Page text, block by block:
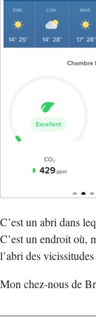
C’est un abri dans
C’est un endroit où,
l’abri des
Mon chez-nous de